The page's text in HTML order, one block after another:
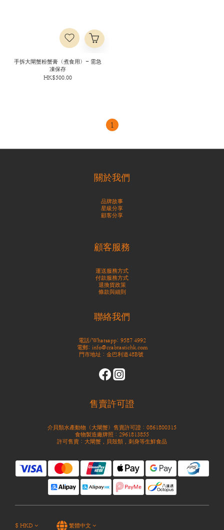
手拆大閘蟹粉蟹膏（煮食用）- 需急
凍保存
HK$500.00
1
關於我們
品牌故事
星級分享
顧客分享
顧客服務
運送服務方式
付款服務方式
退換貨政策
條款與細則
聯絡我們
電話/Whatsapp: 9587 4992
電郵: info@crabtastichk.com
門市地址：金巴利道48B號
售賣許可證
介貝類水產動物（大閘蟹）售賣許可證：0861800315
食物製造廠牌照：2961813855
許可售賣：大閘蟹，貝殼類，刺身等生鮮食品
$ HKD 繁體中文